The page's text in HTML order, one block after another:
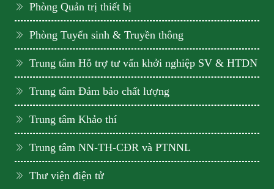
Phòng Quản trị thiết bị
Phòng Tuyển sinh & Truyền thông
Trung tâm Hỗ trợ tư vấn khởi nghiệp SV & HTDN
Trung tâm Đảm bảo chất lượng
Trung tâm Khảo thí
Trung tâm NN-TH-CĐR và PTNNL
Thư viện điện tử